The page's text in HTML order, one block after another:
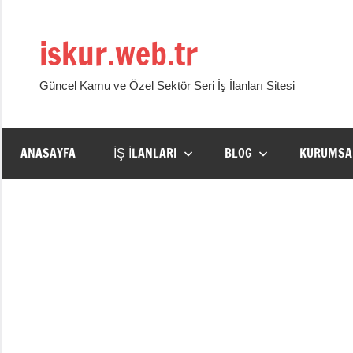
iskur.web.tr
Güncel Kamu ve Özel Sektör Seri İş İlanları Sitesi
ANASAYFA İŞ İLANLARI BLOG